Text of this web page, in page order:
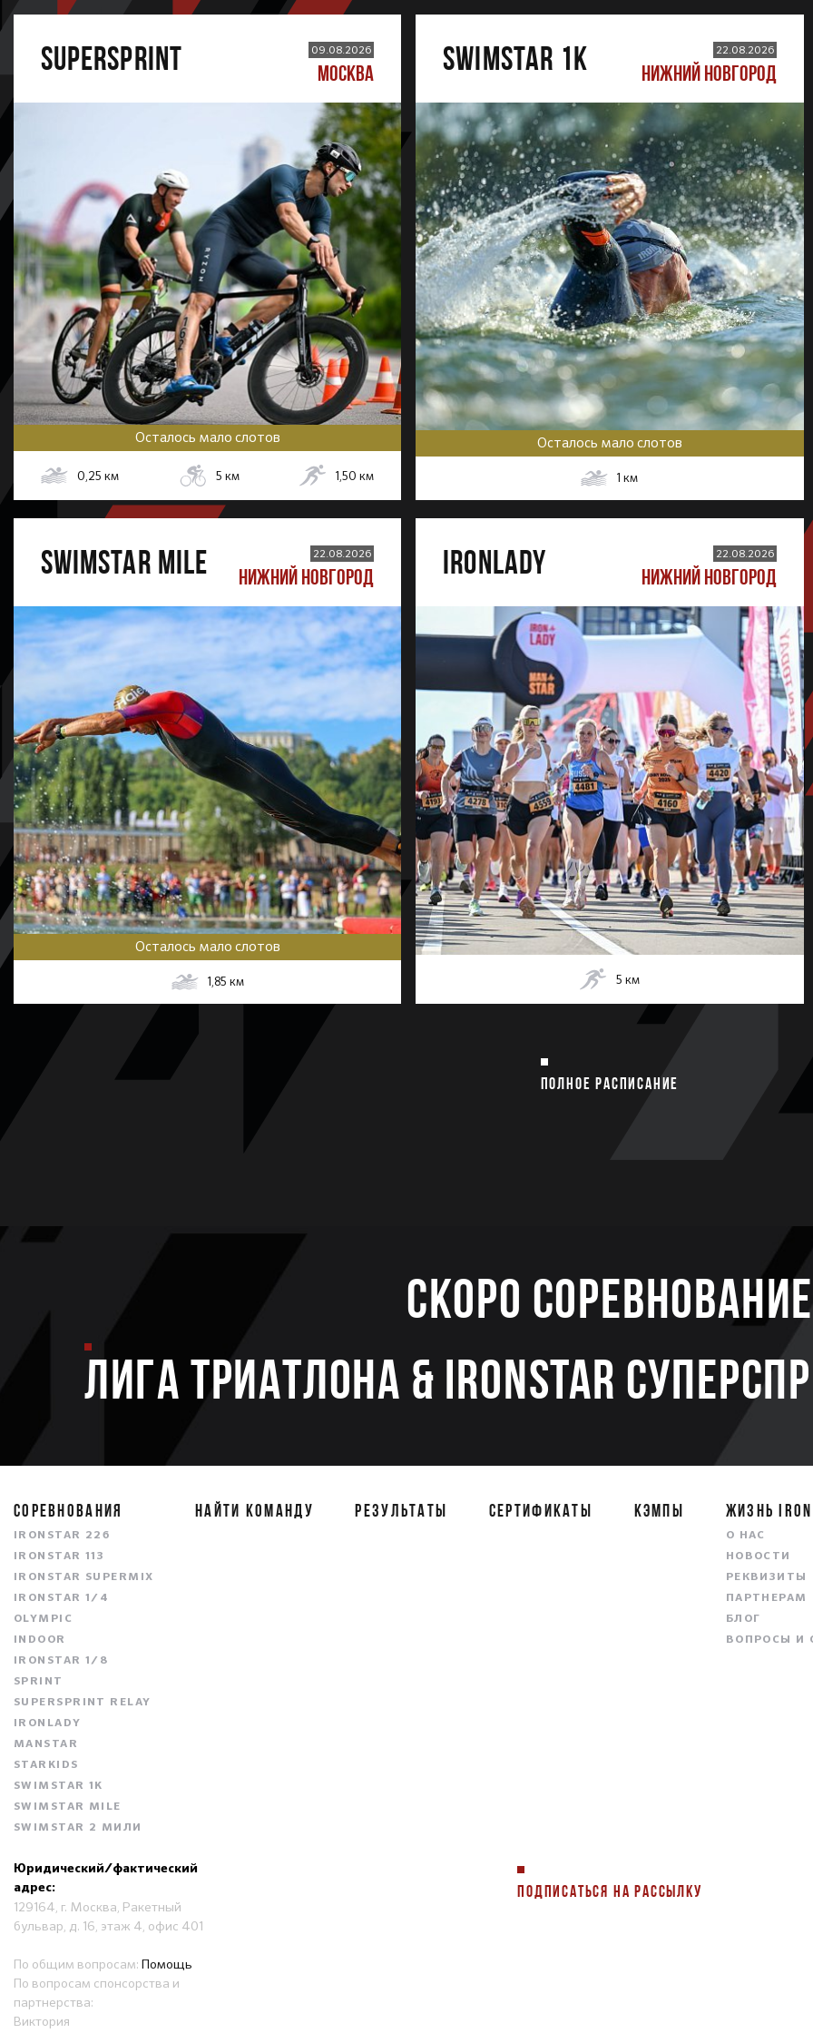
SUPERSPRINT 09.08.2026
МОСКВА
Осталось мало слотов
0,25 км 5 км 1,50км
SWIMSTAR 1K 22.08.2026
НИЖНИЙ НОВГОРОД
Осталось мало слотов
1км
SWIMSTAR MILE 22.08.2026
НИЖНИЙ НОВГОРОД
Осталось мало слотов
1,85 км
IRONLADY 22.08.2026
НИЖНИЙ НОВГОРОД
5 км
ПОЛНОЕ РАСПИСАНИЕ
Скоро соревнование
ЛИГА ТРИАТЛОНА & IRONSTAR
СОРЕВНОВАНИЯ
IRONSTAR 226
IRONSTAR 113
IRONSTAR SUPERMIX
IRONSTAR 1/4
OLYMPIC
INDOOR
IRONSTAR 1/8
SPRINT
SUPERSPRINT RELAY
IRONLADY
MANSTAR
STARKIDS
SWIMSTAR 1K
SWIMSTAR MILE
SWIMSTAR 2 МИЛИ
НАЙТИ КОМАНДУ РЕЗУЛЬТАТЫ СЕРТИФИКАТЫ КЭМПЫ ЖИЗНЬ
О НАС
НОВОСТИ
РЕКВИЗИТЫ
ПАРТНЕРАМ
БЛОГ
ВОПРОСЫ И
ПОДПИСАТЬСЯ НА РАССЫЛКУ
Юридический/фактический
адрес:
129164, г. Москва, Ракетный
бульвар, д. 16, этаж 4, офис 401
По общим вопросам: Помощь
По вопросам спонсорства и
партнерства:
Виктория